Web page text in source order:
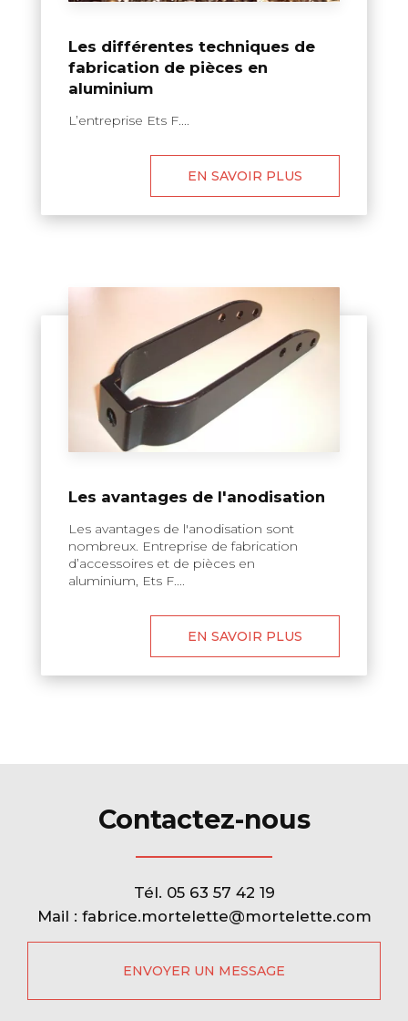
Les différentes techniques de
fabrication de pièces en
aluminium
L’entreprise Ets F....
EN SAVOIR PLUS
Les avantages de l'anodisation
Les avantages de l'anodisation sont
nombreux. Entreprise de fabrication
d’accessoires et de pièces en
aluminium, Ets F....
EN SAVOIR PLUS
Contactez-nous
Tél. 05 63 57 42 19
Mail : fabrice.mortelette@mortelette.com
ENVOYER UN MESSAGE